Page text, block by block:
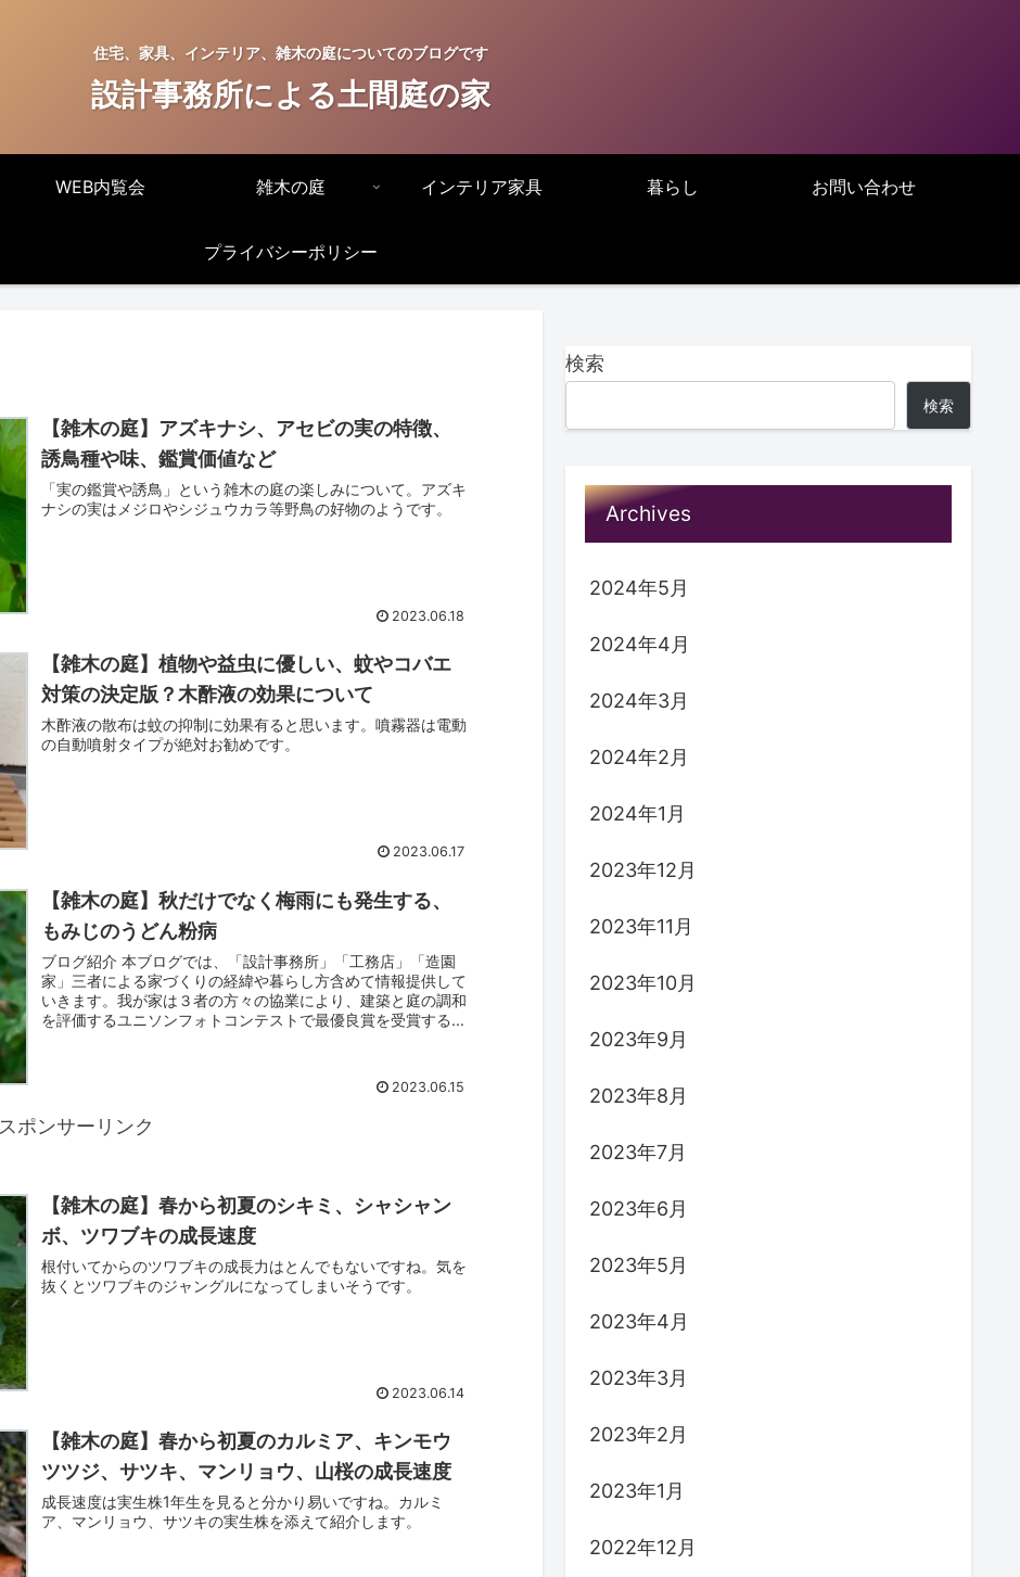
住宅、家具、インテリア、雑木の庭についてのブログです
設計事務所による土間庭の家
WEB内覧会 雑木の庭 インテリア家具 暮らし お問い合わせ
プライバシーポリシー
【雑木の庭】アズキナシ、アセビの実の特徴、
誘鳥種や味、鑑賞価値など
「実の鑑賞や誘鳥」という雑木の庭の楽しみについて。アズキ
ナシの実はメジロやシジュウカラ等野鳥の好物のようです。
2023.06.18
【雑木の庭】植物や益虫に優しい、蚊やコバエ
対策の決定版？木酢液の効果について
木酢液の散布は蚊の抑制に効果有ると思います。噴霧器は電動
の自動噴射タイプが絶対お勧めです。
2023.06.17
【雑木の庭】秋だけでなく梅雨にも発生する、
もみじのうどん粉病
ブログ紹介 本ブログでは、「設計事務所」「工務店」「造園
家」三者による家づくりの経緯や暮らし方含めて情報提供して
いきます。我が家は３者の方々の協業により、建築と庭の調和
を評価するユニソンフォトコンテストで最優良賞を受賞するこ
2023.06.15
スポンサーリンク
【雑木の庭】春から初夏のシキミ、シャシャン
ボ、ツワブキの成長速度
根付いてからのツワブキの成長力はとんでもないですね。気を
抜くとツワブキのジャングルになってしまいそうです。
2023.06.14
【雑木の庭】春から初夏のカルミア、キンモウ
ツツジ、サツキ、マンリョウ、山桜の成長速度
成長速度は実生株1年生を見ると分かり易いですね。カルミ
ア、マンリョウ、サツキの実生株を添えて紹介します。
検索
検索
Archives
2024年5月
2024年4月
2024年3月
2024年2月
2024年1月
2023年12月
2023年11月
2023年10月
2023年9月
2023年8月
2023年7月
2023年6月
2023年5月
2023年4月
2023年3月
2023年2月
2023年1月
2022年12月